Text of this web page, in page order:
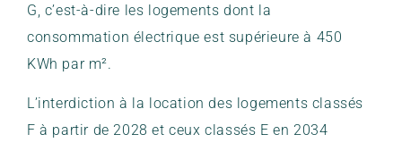
G, c’est-à-dire les logements dont la
consommation électrique est supérieure à 450
KWh par m².
L’interdiction à la location des logements classés
F à partir de 2028 et ceux classés E en 2034